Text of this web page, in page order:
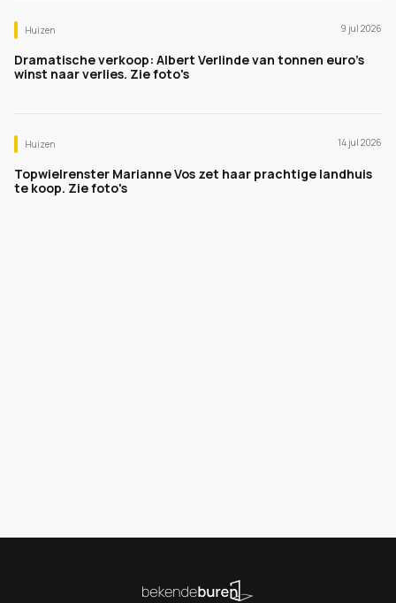
Huizen 9 jul 2026
Dramatische verkoop: Albert Verlinde van tonnen euro's
winst naar verlies. Zie foto's
Huizen 14 jul 2026
Topwielrenster Marianne Vos zet haar prachtige landhuis
te koop. Zie foto's